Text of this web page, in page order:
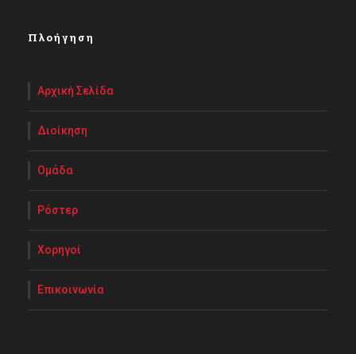
Πλοήγηση
Αρχική Σελίδα
Διοίκηση
Ομάδα
Ρόστερ
Χορηγοί
Επικοινωνία